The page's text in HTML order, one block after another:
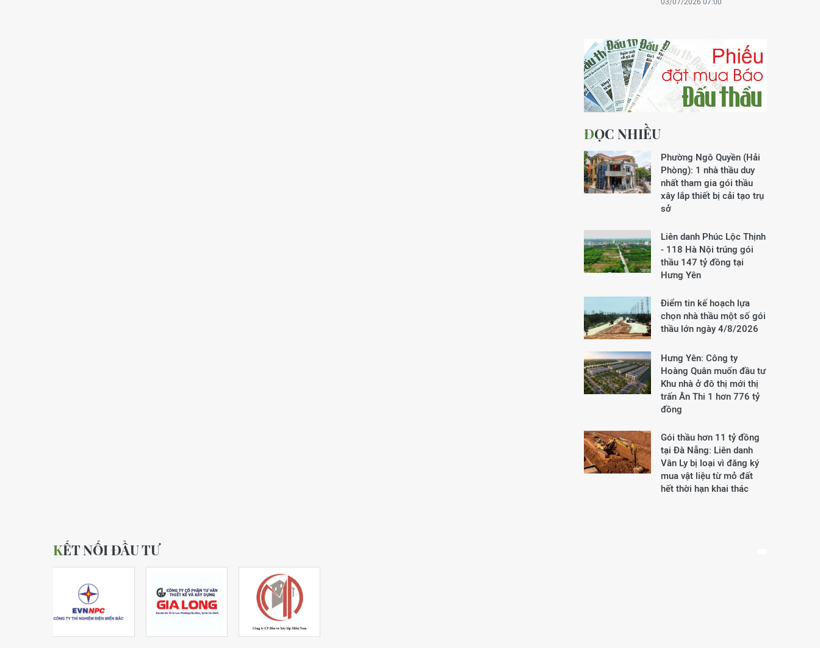
03/07/2026 07:00
ĐỌC NHIỀU
Phường Ngô Quyền (Hải
Phòng): 1 nhà thầu duy
nhất tham gia gói thầu
xây lắp thiết bị cải tạo trụ
sở
Liên danh Phúc Lộc Thịnh
- 118 Hà Nội trúng gói
thầu 147 tỷ đồng tại
Hưng Yên
Điểm tin kế hoạch lựa
chọn nhà thầu một số gói
thầu lớn ngày 4/8/2026
Hưng Yên: Công ty
Hoàng Quân muốn đầu tư
Khu nhà ở đô thị mới thị
trấn Ân Thi 1 hơn 776 tỷ
đồng
Gói thầu hơn 11 tỷ đồng
tại Đà Nẵng: Liên danh
Vân Ly bị loại vì đăng ký
mua vật liệu từ mỏ đất
hết thời hạn khai thác
KẾT NỐI ĐẦU TƯ